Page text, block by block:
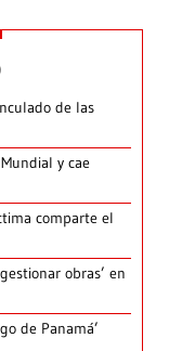
de las
y cae
comparte el
obras’ en
de Panamá’